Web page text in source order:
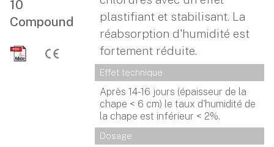
10
Compound
plastifiant et stabilisant. La
réabsorption d'humidité est
fortement réduite.
Effet technique
Après 14-16 jours (épaisseur de la
chape < 6 cm) le taux d'humidité de
la chape est inférieur < 2%.
Dosage